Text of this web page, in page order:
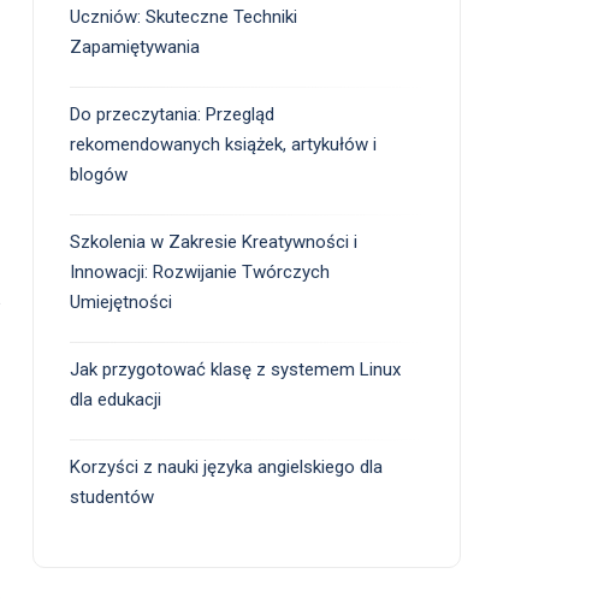
Uczniów: Skuteczne Techniki
Zapamiętywania
Do przeczytania: Przegląd
rekomendowanych książek, artykułów i
blogów
Szkolenia w Zakresie Kreatywności i
Innowacji: Rozwijanie Twórczych
Umiejętności
Jak przygotować klasę z systemem Linux
dla edukacji
Korzyści z nauki języka angielskiego dla
studentów